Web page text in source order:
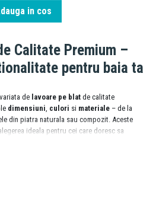
in cos
Calitate Premium –
pentru baia ta
de lavoare pe blat de calitate
dimensiuni culori si materiale – de la
din piatra naturala sau compozit. Aceste
ideala pentru cei care doresc sa